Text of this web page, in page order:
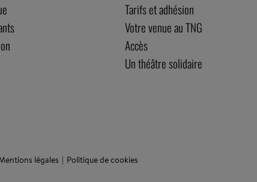
Tarifs et adhésion
Votre venue au TNG
Accès
Un théâtre solidaire
légales Politique de cookies